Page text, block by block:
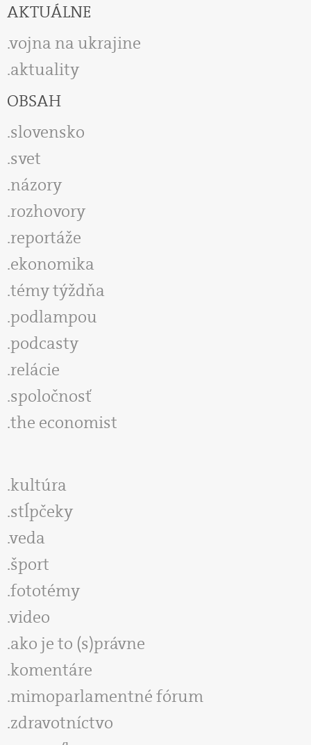
AKTUÁLNE
vojna na ukrajine
aktuality
OBSAH
slovensko
svet
názory
rozhovory
reportáže
ekonomika
témy týždňa
podlampou
podcasty
relácie
spoločnosť
the economist
kultúra
stĺpčeky
veda
šport
fototémy
video
ako je to (s)právne
komentáre
mimoparlamentné fórum
zdravotníctvo